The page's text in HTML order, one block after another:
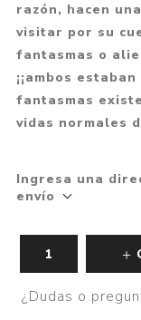
razón, hacen
visitar por su
fantasmas o
¡¡ambos
fantasmas
vidas normales
Ingresa una
envío
¿Dudas o